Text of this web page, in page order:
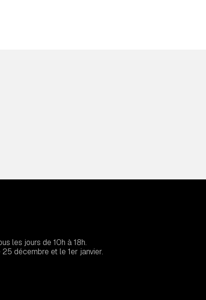
les jours de 10h à 18h.
25 décembre et le 1er janvier.